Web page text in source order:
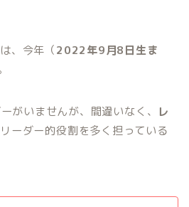
、今年（2022年9月8日生ま
がいませんが、間違いなく、
レ
ーダー的役割を多く担っている